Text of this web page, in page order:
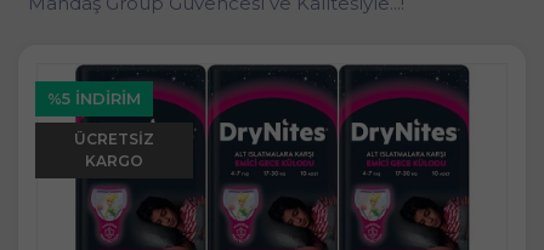
%5 İNDIRIM
ÜCRETSIZ
KARGO